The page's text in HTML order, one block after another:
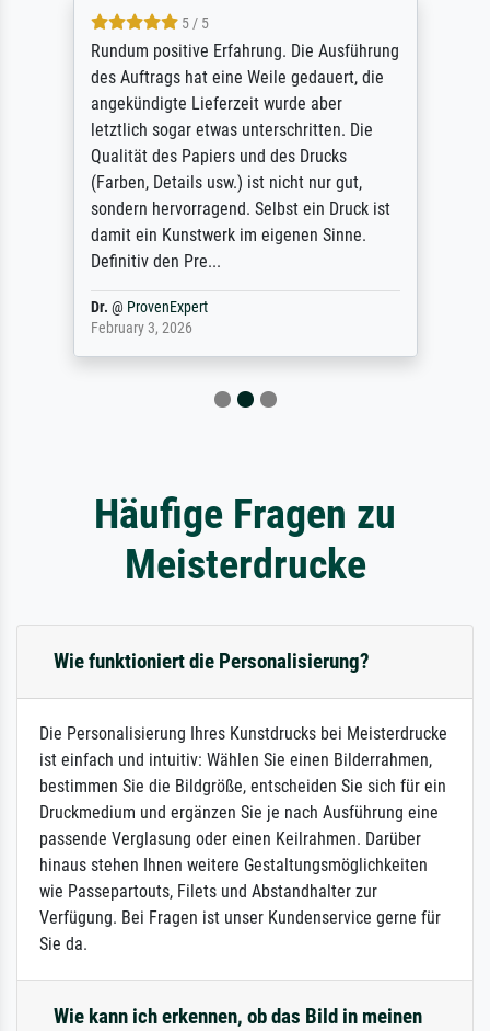
5 / 5
Rundum positive Erfahrung. Die Ausführung
des Auftrags hat eine Weile gedauert, die
angekündigte Lieferzeit wurde aber
letztlich sogar etwas unterschritten. Die
Qualität des Papiers und des Drucks
(Farben, Details usw.) ist nicht nur gut,
sondern hervorragend. Selbst ein Druck ist
damit ein Kunstwerk im eigenen Sinne.
Definitiv den Pre...
Dr. @ ProvenExpert
February 3, 2026
Häufige Fragen zu
Meisterdrucke
Wie funktioniert die Personalisierung?
Die Personalisierung Ihres Kunstdrucks bei Meisterdrucke
ist einfach und intuitiv: Wählen Sie einen Bilderrahmen,
bestimmen Sie die Bildgröße, entscheiden Sie sich für ein
Druckmedium und ergänzen Sie je nach Ausführung eine
passende Verglasung oder einen Keilrahmen. Darüber
hinaus stehen Ihnen weitere Gestaltungsmöglichkeiten
wie Passepartouts, Filets und Abstandhalter zur
Verfügung. Bei Fragen ist unser Kundenservice gerne für
Sie da.
Wie kann ich erkennen, ob das Bild in meinen